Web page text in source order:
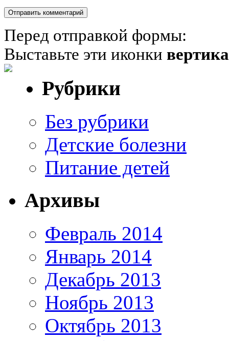
Перед отправкой формы:
Выставьте эти иконки
Рубрики
Без рубрики
Детские болезни
Питание детей
Архивы
Февраль 2014
Январь 2014
Декабрь 2013
Ноябрь 2013
Октябрь 2013